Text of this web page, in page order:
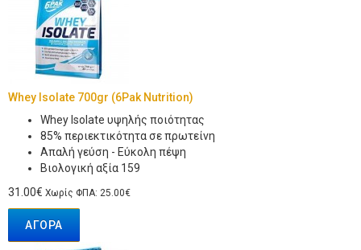
Whey Isolate 700gr (6Pak Nutrition)
Whey Isolate υψηλής ποιότητας
85% περιεκτικότητα σε πρωτείνη
Απαλή γεύση - Εύκολη πέψη
Βιολογική αξία 159
31.00€ Χωρίς ΦΠΑ: 25.00€
ΑΓΟΡΆ